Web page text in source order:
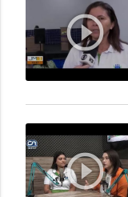
play_circle_outline
play_circle_outline